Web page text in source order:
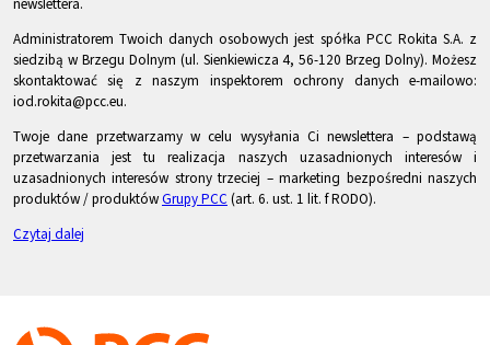
Administratorem Twoich danych osobowych jest spółka PCC Rokita S.A. z
siedzibą w Brzegu Dolnym (ul. Sienkiewicza 4, 56-120 Brzeg Dolny). Możesz
skontaktować się z naszym inspektorem ochrony danych e-mailowo:
iod.rokita@pcc.eu.
Twoje dane przetwarzamy w celu wysyłania Ci newslettera – podstawą
przetwarzania jest tu realizacja naszych uzasadnionych interesów i
uzasadnionych interesów strony trzeciej – marketing bezpośredni naszych
produktów / produktówGrupy PCC (art. 6. ust. 1 lit. f RODO).
Czytaj dalej